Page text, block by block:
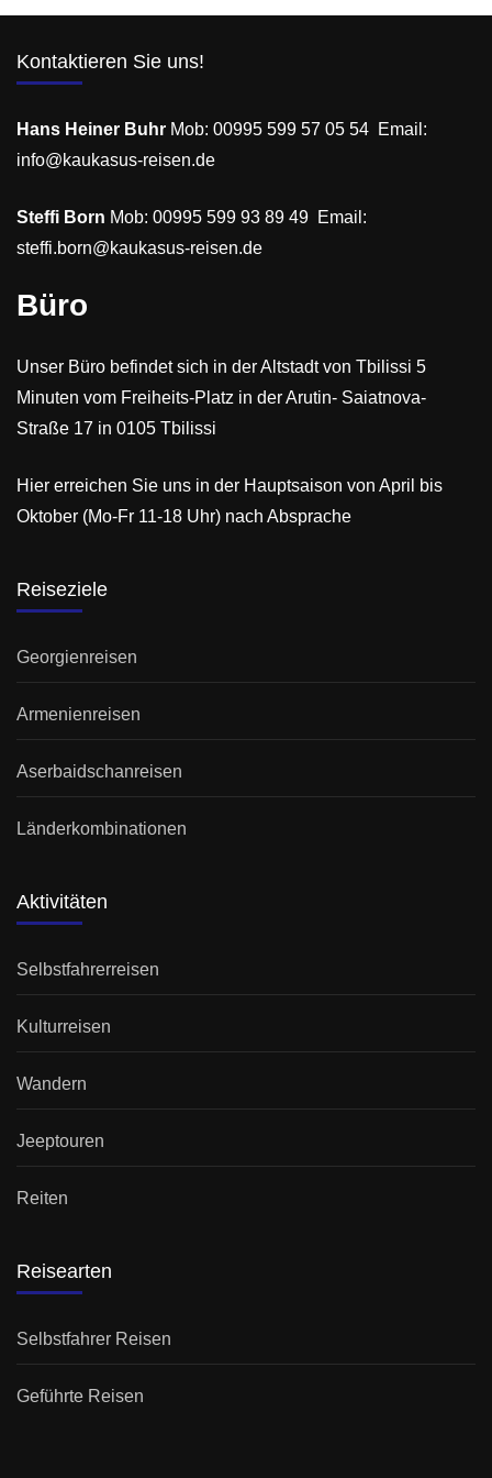
Großen Kaukasus am Kasbek — und schließlich in
autochthonen Rebsorten reifen. Sie verkosten
Weine direkt beim Winzer, erleben die
georgischen Gastfamilien und entdecken eine
Kultur, deren Gastfreundschaft ihresgleichen sucht.
Begegnungen.
Kontaktieren Sie uns!
Hans Heiner Buhr Mob: 00995 599 57 05 54 Email:
info@kaukasus-reisen.de
Steffi Born Mob: 00995 599 93 89 49 Email:
steffi.born@kaukasus-reisen.de
Büro
Unser Büro befindet sich in der Altstadt von Tbilissi 5
Minuten vom Freiheits-Platz in der Arutin- Saiatnova-
Straße 17 in 0105 Tbilissi
Hier erreichen Sie uns in der Hauptsaison von April bis
Oktober (Mo-Fr 11-18 Uhr) nach Absprache
Reiseziele
Georgienreisen
Armenienreisen
Aserbaidschanreisen
Länderkombinationen
Aktivitäten
Selbstfahrerreisen
Kulturreisen
Wandern
Jeeptouren
Reiten
Reisearten
Selbstfahrer Reisen
Geführte Reisen